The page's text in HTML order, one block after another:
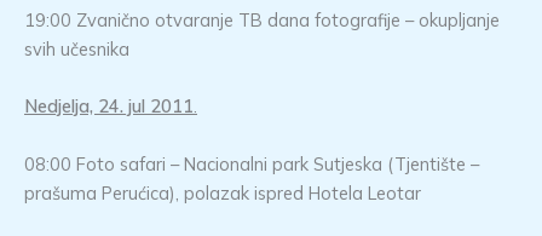
19:00 Zvanično otvaranje TB dana fotografije – okupljanje
svih učesnika
Nedjelja, 24. jul 2011.
08:00 Foto safari – Nacionalni park Sutjeska (Tjentište –
prašuma Perućica), polazak ispred Hotela Leotar